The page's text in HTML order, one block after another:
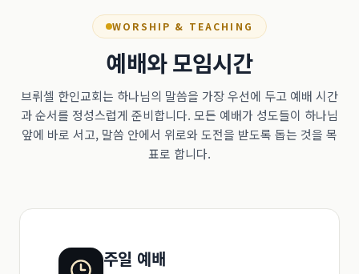
WORSHIP & TEACHING
예배와 모임시간
브뤼셀 한인교회는 하나님의 말씀을 가장 우선에 두고 예배 시간
과 순서를 정성스럽게 준비합니다. 모든 예배가 성도들이 하나님
앞에 바로 서고, 말씀 안에서 위로와 도전을 받도록 돕는 것을 목
표로 합니다.
주일 예배